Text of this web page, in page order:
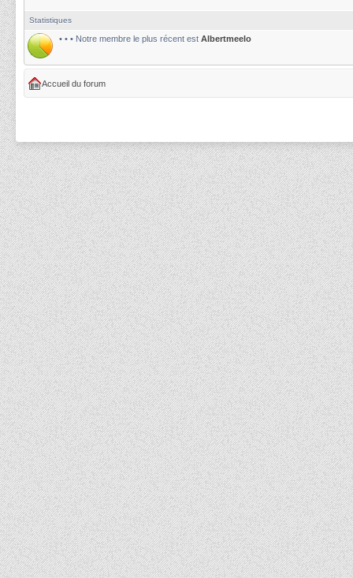
Statistiques
• • • Notre membre le plus récent est Albertmeelo
Accueil du forum